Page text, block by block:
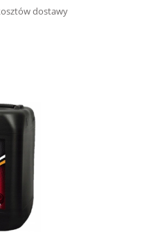
dostawy